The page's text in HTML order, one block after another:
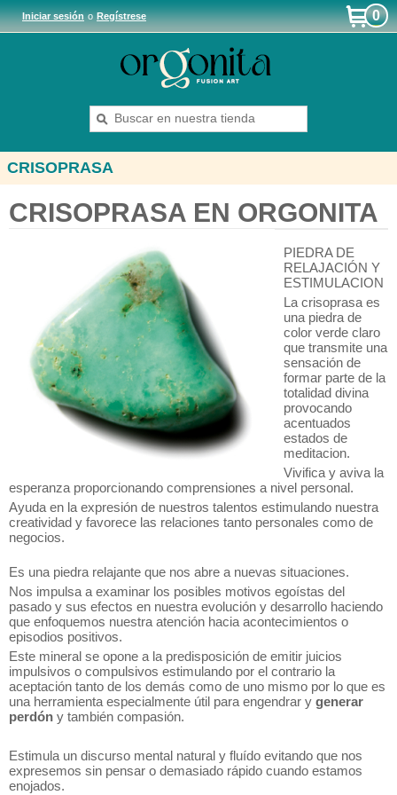
Iniciar sesiónoRegístrese 0
CRISOPRASA
CRISOPRASA EN ORGONITA
PIEDRA DE
RELAJACIÓN Y
ESTIMULACION
La crisoprasa es
una piedra de
color verde claro
que transmite una
sensación de
formar parte de la
totalidad divina
provocando
acentuados
estados de
meditacion.
Vivifica y aviva la
esperanza proporcionando comprensiones a nivel personal.
Ayuda en la expresión de nuestros talentos estimulando nuestra
creatividad y favorece las relaciones tanto personales como de
negocios.
Es una piedra relajante que nos abre a nuevas situaciones.
Nos impulsa a examinar los posibles motivos egoístas del
pasado y sus efectos en nuestra evolución y desarrollo haciendo
que enfoquemos nuestra atención hacia acontecimientos o
episodios positivos.
Este mineral se opone a la predisposición de emitir juicios
impulsivos o compulsivos estimulando por el contrario la
aceptación tanto de los demás como de uno mismo por lo que es
una herramienta especialmente útil para engendrar y generar
perdón y también compasión.
Estimula un discurso mental natural y fluído evitando que nos
expresemos sin pensar o demasiado rápido cuando estamos
enojados.